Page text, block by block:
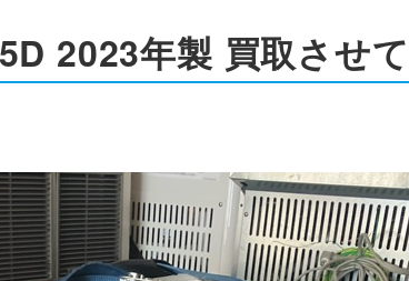
2023年製 買取させ